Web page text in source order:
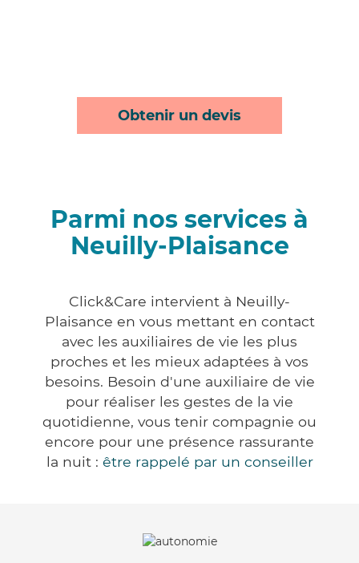
Obtenir un devis
Parmi nos services à
Neuilly-Plaisance
Click&Care intervient à Neuilly-
Plaisance en vous mettant en contact
avec les auxiliaires de vie les plus
proches et les mieux adaptées à vos
besoins. Besoin d'une auxiliaire de vie
pour réaliser les gestes de la vie
quotidienne, vous tenir compagnie ou
encore pour une présence rassurante
la nuit : être rappelé par un conseiller